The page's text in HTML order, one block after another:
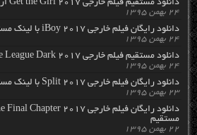
دانلود مستقیم فیلم خارجی Get the Girl 2017 از سرور سایت
۲۴ بهمن ۱۳۹۵
دانلود رایگان فیلم خارجی iBoy 2017 با لینک مستقیم
۲۴ بهمن ۱۳۹۵
دانلود مستقیم فیلم خارجی Justice League Dark 2017 از سرور سایت
۲۴ بهمن ۱۳۹۵
دانلود رایگان فیلم خارجی Split 2017 با لینک مستقیم
۲۳ بهمن ۱۳۹۵
مستقیم
۲۲ بهمن ۱۳۹۵